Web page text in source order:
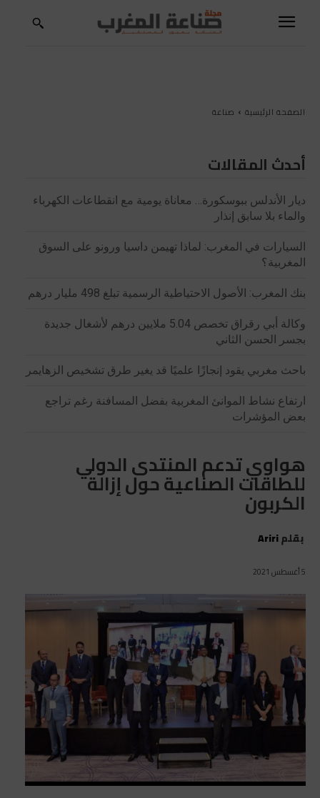
الصفحة الرئيسية صناعة
أحدث المقالات
ديار الأندلس ببوسكورة… معاناة يومية مع انقطاعات الكهرباء
والماء بلا سابق إنذار
السيارات في المغرب: لماذا تهيمن داسيا ورونو على السوق
المغربية؟
بنك المغرب: الأصول الاحتياطية الرسمية تبلغ 498 مليار درهم
وكالة أبي رقراق تخصص 5.04 ملايين درهم لأشغال جديدة
بجسر الحسن الثاني
باحث مغربي يقود إنجازًا علميًا قد يغير طرق تشخيص الزهايمر
ارتفاع نشاط الموانئ المغربية بفضل المسافنة رغم تراجع
بعض المؤشرات
هواوي تدعم المنتدى الدولي
للطاقات الصناعية حول إزالة
الكربون
بقلمAriri
5 أغسطس 2021